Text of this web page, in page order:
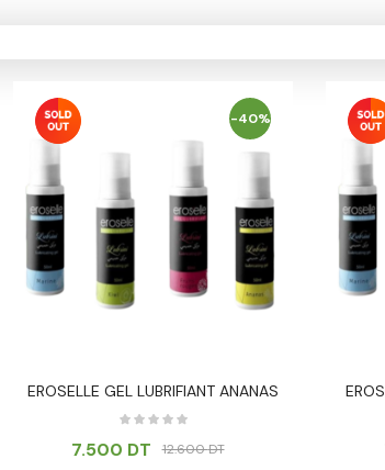
-40%
EROSELLE GEL LUBRIFIANT ANANAS
12.600DT
7.500 DT